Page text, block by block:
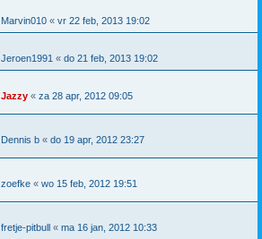
Marvin010 « vr 22 feb, 2013 19:02
Jeroen1991 « do 21 feb, 2013 19:02
Jazzy « za 28 apr, 2012 09:05
Dennis b « do 19 apr, 2012 23:27
zoefke « wo 15 feb, 2012 19:51
fretje-pitbull « ma 16 jan, 2012 10:33